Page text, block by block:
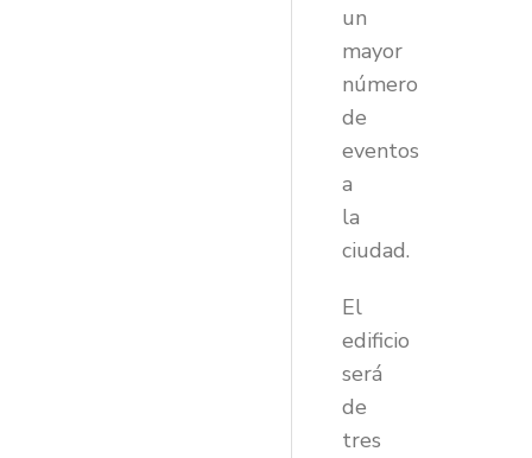
un
mayor
número
de
eventos
a
la
ciudad.
El
edificio
será
de
tres